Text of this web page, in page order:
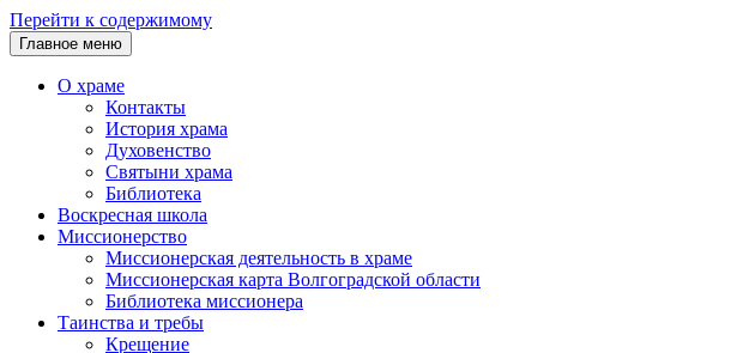
Перейти к содержимому
Главное меню
О храме
Контакты
История храма
Духовенство
Святыни храма
Библиотека
Воскресная школа
Миссионерство
Миссионерская деятельность в храме
Миссионерская карта Волгоградской области
Библиотека миссионера
Таинства и требы
Крещение